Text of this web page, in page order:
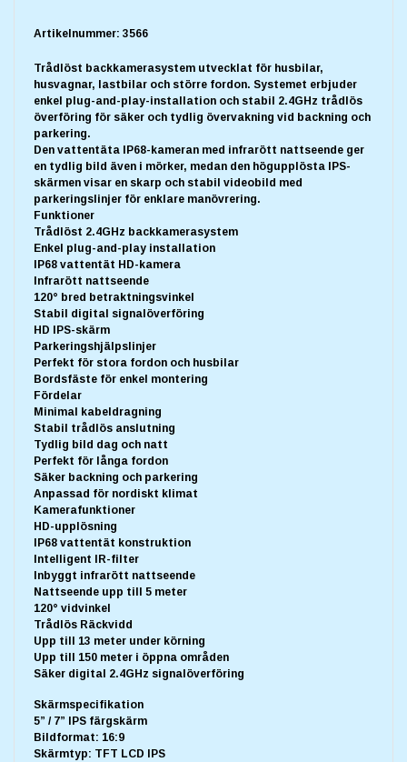
Artikelnummer: 3566
Trådlöst backkamerasystem utvecklat för husbilar,
husvagnar, lastbilar och större fordon. Systemet erbjuder
enkel plug-and-play-installation och stabil 2.4GHz trådlös
överföring för säker och tydlig övervakning vid backning och
parkering.
Den vattentäta IP68-kameran med infrarött nattseende ger
en tydlig bild även i mörker, medan den högupplösta IPS-
skärmen visar en skarp och stabil videobild med
parkeringslinjer för enklare manövrering.
Funktioner
Trådlöst 2.4GHz backkamerasystem
Enkel plug-and-play installation
IP68 vattentät HD-kamera
Infrarött nattseende
120° bred betraktningsvinkel
Stabil digital signalöverföring
HD IPS-skärm
Parkeringshjälpslinjer
Perfekt för stora fordon och husbilar
Bordsfäste för enkel montering
Fördelar
Minimal kabeldragning
Stabil trådlös anslutning
Tydlig bild dag och natt
Perfekt för långa fordon
Säker backning och parkering
Anpassad för nordiskt klimat
Kamerafunktioner
HD-upplösning
IP68 vattentät konstruktion
Intelligent IR-filter
Inbyggt infrarött nattseende
Nattseende upp till 5 meter
120° vidvinkel
Trådlös Räckvidd
Upp till 13 meter under körning
Upp till 150 meter i öppna områden
Säker digital 2.4GHz signalöverföring
Skärmspecifikation
5” / 7” IPS färgskärm
Bildformat: 16:9
Skärmtyp: TFT LCD IPS